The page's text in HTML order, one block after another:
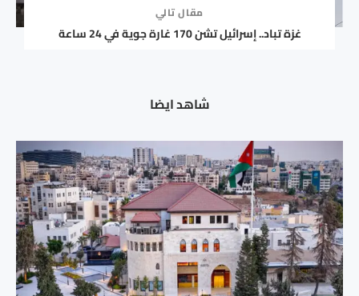
مقال تالي
غزة تباد.. إسرائيل تشن 170 غارة جوية في 24 ساعة
شاهد ايضا